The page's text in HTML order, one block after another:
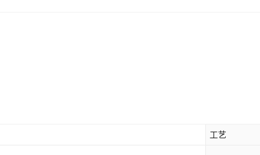
工艺